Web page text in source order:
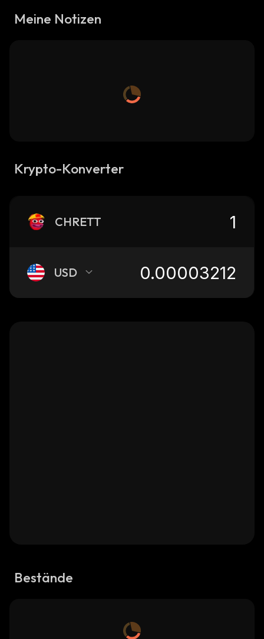
Meine Notizen
Krypto-Konverter
CHRETT
USD
Bestände